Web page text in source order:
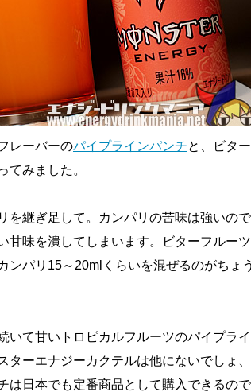
レーバーのパイプラインパンチと、ビタ
てみました。
継ぎ足して。カンパリの苦味は強いので
甘味を潰してしまいます。ビターフルー
ンパリ15～20mlくらいを混ぜるのがちょ
いて甘いトロピカルフルーツのパイプラ
ターエナジーカクテルは他にないでしょ
は日本でも定番商品として購入できるの